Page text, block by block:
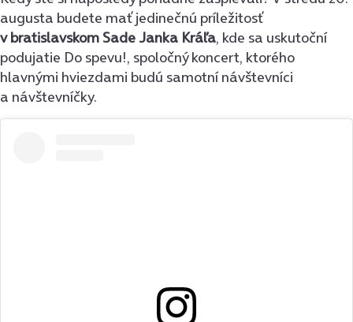
augusta budete mať jedinečnú príležitosť
v bratislavskom Sade Janka Kráľa, kde sa uskutoční
podujatie Do spevu!, spoločný koncert, ktorého
hlavnými hviezdami budú samotní návštevníci
a návštevníčky.